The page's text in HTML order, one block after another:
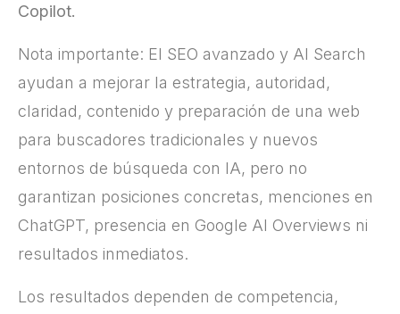
Copilot.
Nota importante: El SEO avanzado y AI Search
ayudan a mejorar la estrategia, autoridad,
claridad, contenido y preparación de una web
para buscadores tradicionales y nuevos
entornos de búsqueda con IA, pero no
garantizan posiciones concretas, menciones en
ChatGPT, presencia en Google AI Overviews ni
resultados inmediatos.
Los resultados dependen de competencia,